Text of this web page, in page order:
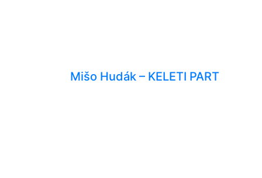
Mišo Hudák – KELETI PART